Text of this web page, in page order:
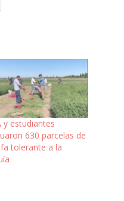
y estudiantes
630 parcelas de
tolerante a la